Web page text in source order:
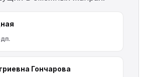
Гончарова